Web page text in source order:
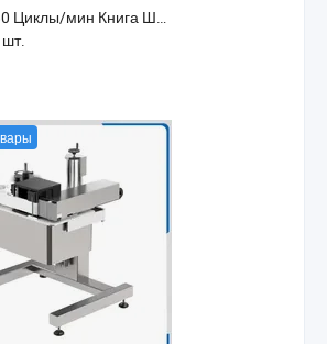
LQ-180 180 Циклы/мин Книга Швейная Машина для Бумажного Переплета